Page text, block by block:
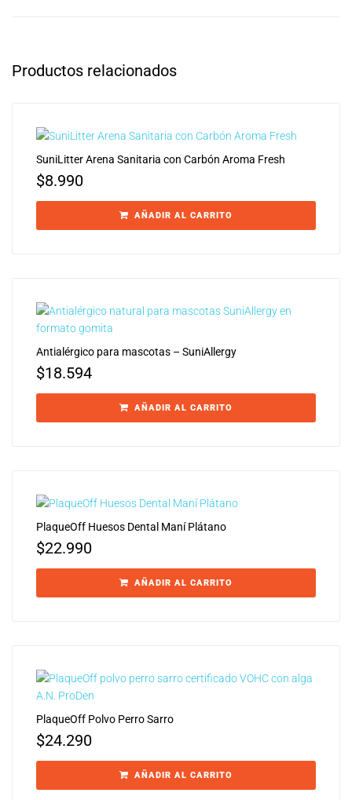
Productos relacionados
SuniLitter Arena Sanitaria con Carbón Aroma Fresh
$8.990
AÑADIR AL CARRITO
Antialérgico para mascotas – SuniAllergy
$18.594
AÑADIR AL CARRITO
PlaqueOff Huesos Dental Maní Plátano
$22.990
AÑADIR AL CARRITO
PlaqueOff Polvo Perro Sarro
$24.290
AÑADIR AL CARRITO